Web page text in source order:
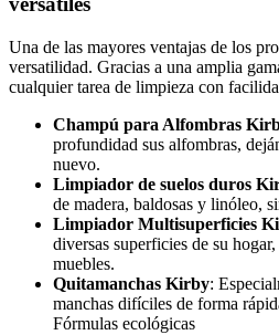
Una de las mayores ventajas de los
versatilidad. Gracias a una amplia
cualquier tarea de limpieza con
Champú para Alfombras
profundidad sus alfombras,
nuevo.
Limpiador de suelos duros
de madera, baldosas y linóleo,
Limpiador Multisuperficies
diversas superficies de su
muebles.
Quitamanchas Kirby:
manchas difíciles de forma
Fórmulas ecológicas